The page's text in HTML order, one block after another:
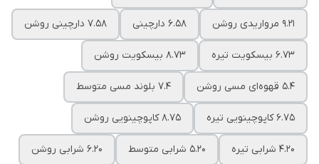
9.21 مرواریدی روشن 6.58 دارچینی 7.58 دارچینی روشن
6.73 بیسکویت تیره 8.73 بیسکویت روشن
5.4 قهوه‌ای مسی روشن 7.4 بلوند مسی متوسط
6.75 کاپوچینویی تیره 8.75 کاپوچینویی روشن
4.20 شرابی تیره 5.20 شرابی متوسط 6.20 شرابی روشن